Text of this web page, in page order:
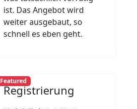
ist. Das Angebot wird
weiter ausgebaut, so
schnell es eben geht.
Featured
Registrierung